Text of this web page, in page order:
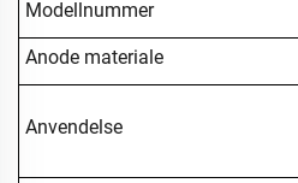
Modellnummer
Anode materiale
Anvendelse